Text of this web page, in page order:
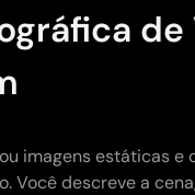
imagens estáticas
Você descreve a